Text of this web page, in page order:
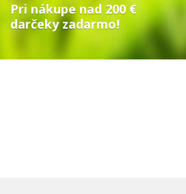
Pri nákupe nad 200 €
darčeky zadarmo!